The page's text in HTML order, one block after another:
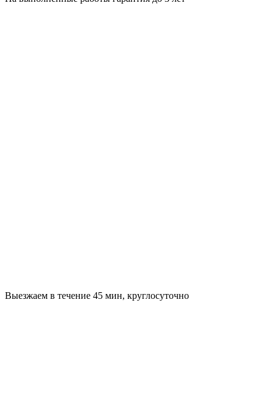
Выезжаем в течение 45 мин, круглосуточно